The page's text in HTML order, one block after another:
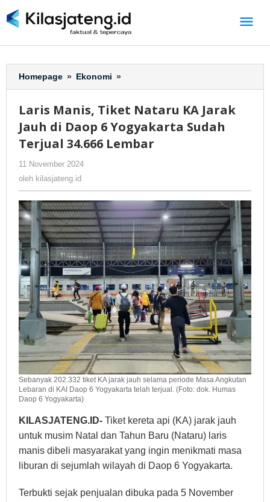
ke
Homepage » Ekonomi »
Manis,
Nataru
KA
Jarak
6
Yogyakarta
Sudah
Terjual
34.666
Lembar
Laris Manis, Tiket Nataru KA Jarak
Jauh di Daop 6 Yogyakarta Sudah
Terjual 34.666 Lembar
11 November 2024
oleh kilasjateng.id
Sebanyak 202.332 tiket KA jarak jauh selama periode Masa Angkutan
Lebaran di KAI Daop 6 Yogyakarta telah terjual. (Foto: dok. Humas
Daop 6 Yogyakarta)
KILASJATENG.ID- Tiket kereta api (KA) jarak jauh
untuk musim Natal dan Tahun Baru (Nataru) laris
manis dibeli masyarakat yang ingin menikmati masa
liburan di sejumlah wilayah di Daop 6 Yogyakarta.
Terbukti sejak penjualan dibuka pada 5 November